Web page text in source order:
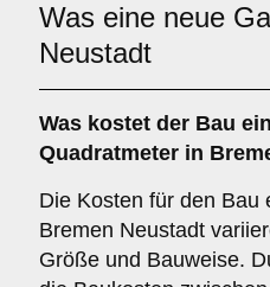
Was eine neue
Neustadt
Was kostet der Bau
Quadratmeter in
Die Kosten für den Bau
Bremen Neustadt
Größe und Bauweise.